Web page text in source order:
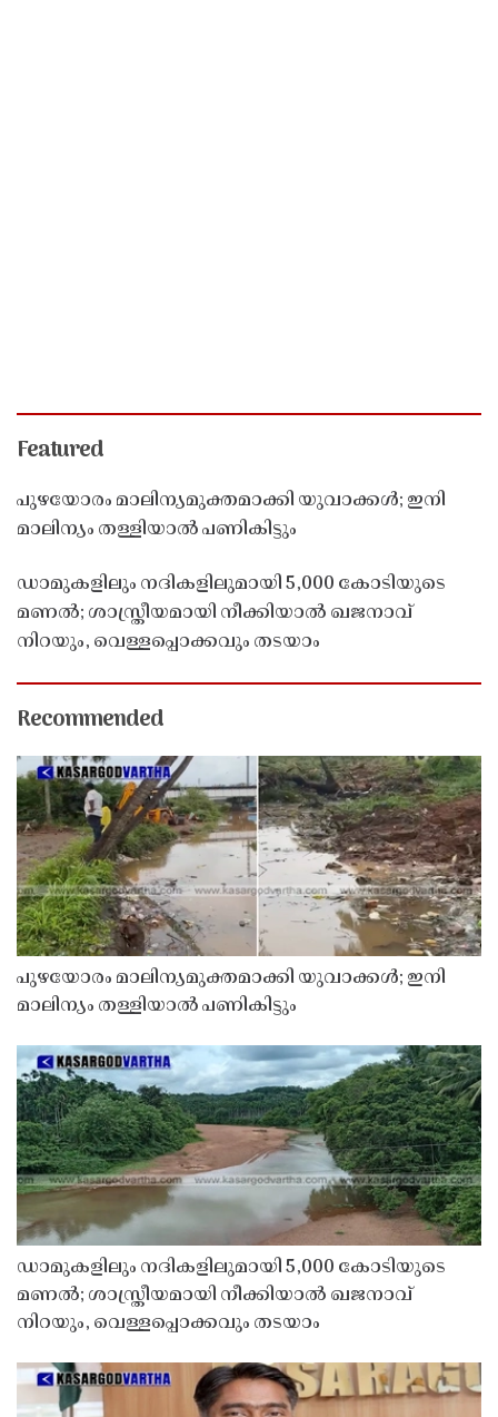
Featured
പുഴയോരം മാലിന്യമുക്തമാക്കി യുവാക്കൾ; ഇനി
മാലിന്യം തള്ളിയാൽ പണികിട്ടും
ഡാമുകളിലും നദികളിലുമായി 5,000 കോടിയുടെ
മണൽ; ശാസ്ത്രീയമായി നീക്കിയാൽ ഖജനാവ്
നിറയും, വെള്ളപ്പൊക്കവും തടയാം
Recommended
പുഴയോരം മാലിന്യമുക്തമാക്കി യുവാക്കൾ; ഇനി
മാലിന്യം തള്ളിയാൽ പണികിട്ടും
ഡാമുകളിലും നദികളിലുമായി 5,000 കോടിയുടെ
മണൽ; ശാസ്ത്രീയമായി നീക്കിയാൽ ഖജനാവ്
നിറയും, വെള്ളപ്പൊക്കവും തടയാം